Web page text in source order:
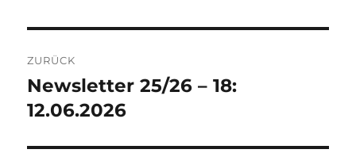
R
A
T
ZURÜCK
Vorheriger
Beitrag:
Newsletter 25/26 – 18:
12.06.2026